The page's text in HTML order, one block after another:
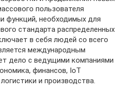
пользователя
функций, необходимых для
стандарта распределенных
в себя людей со всего
международным
дело с ведущими компаниями
финансов, IoT
и производства.